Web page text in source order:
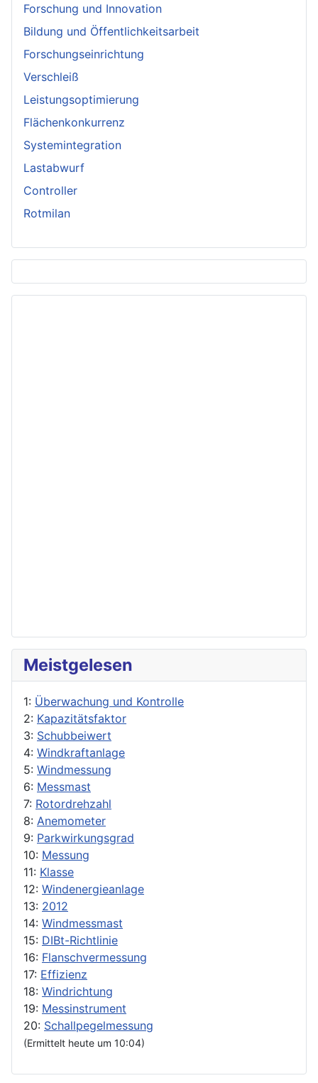
Forschung und Innovation
Bildung und Öffentlichkeitsarbeit
Forschungseinrichtung
Verschleiß
Leistungsoptimierung
Flächenkonkurrenz
Systemintegration
Lastabwurf
Controller
Rotmilan
Meistgelesen
1: Überwachung und Kontrolle
2: Kapazitätsfaktor
3: Schubbeiwert
4: Windkraftanlage
5: Windmessung
6: Messmast
7: Rotordrehzahl
8: Anemometer
9: Parkwirkungsgrad
10: Messung
11: Klasse
12: Windenergieanlage
13: 2012
14: Windmessmast
15: DIBt-Richtlinie
16: Flanschvermessung
17: Effizienz
18: Windrichtung
19: Messinstrument
20: Schallpegelmessung
(Ermittelt heute um 10:04)